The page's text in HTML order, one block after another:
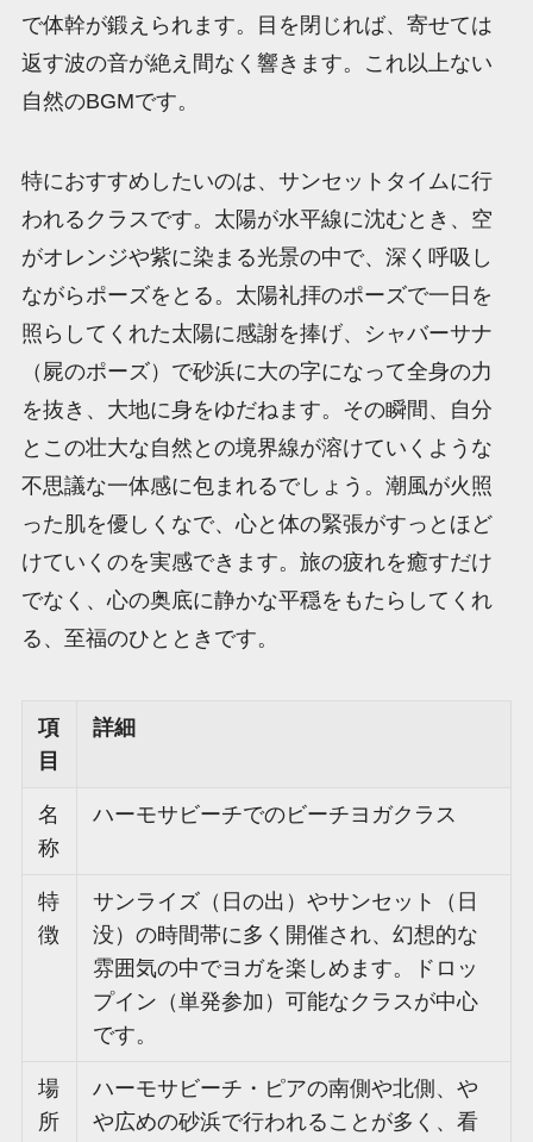
で体幹が鍛えられます。目を閉じれば、寄せては
返す波の音が絶え間なく響きます。これ以上ない
自然のBGMです。
特におすすめしたいのは、サンセットタイムに行
われるクラスです。太陽が水平線に沈むとき、空
がオレンジや紫に染まる光景の中で、深く呼吸し
ながらポーズをとる。太陽礼拝のポーズで一日を
照らしてくれた太陽に感謝を捧げ、シャバーサナ
（屍のポーズ）で砂浜に大の字になって全身の力
を抜き、大地に身をゆだねます。その瞬間、自分
とこの壮大な自然との境界線が溶けていくような
不思議な一体感に包まれるでしょう。潮風が火照
った肌を優しくなで、心と体の緊張がすっとほど
けていくのを実感できます。旅の疲れを癒すだけ
でなく、心の奥底に静かな平穏をもたらしてくれ
る、至福のひとときです。
項
目
詳細
名
称
ハーモサビーチでのビーチヨガクラス
特
徴
サンライズ（日の出）やサンセット（日
没）の時間帯に多く開催され、幻想的な
雰囲気の中でヨガを楽しめます。ドロッ
プイン（単発参加）可能なクラスが中心
です。
場
所
ハーモサビーチ・ピアの南側や北側、や
や広めの砂浜で行われることが多く、看